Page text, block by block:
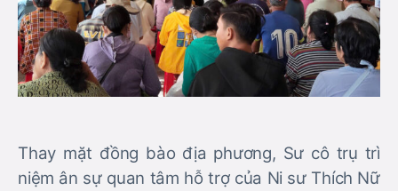
Thay mặt đồng bào địa phương, Sư cô trụ trì
niệm ân sự quan tâm hỗ trợ của Ni sư Thích Nữ